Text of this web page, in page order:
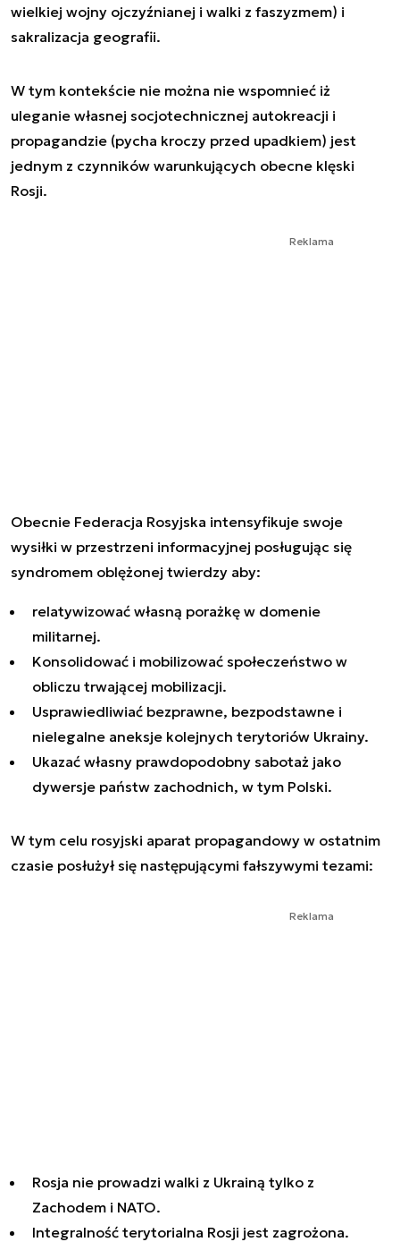
wielkiej wojny ojczyźnianej i walki z faszyzmem) i
sakralizacja geografii.
W tym kontekście nie można nie wspomnieć iż
uleganie własnej socjotechnicznej autokreacji i
propagandzie (pycha kroczy przed upadkiem) jest
jednym z czynników warunkujących obecne klęski
Rosji.
Reklama
Obecnie Federacja Rosyjska intensyfikuje swoje
wysiłki w przestrzeni informacyjnej posługując się
syndromem oblężonej twierdzy aby:
relatywizować własną porażkę w domenie
militarnej.
Konsolidować i mobilizować społeczeństwo w
obliczu trwającej mobilizacji.
Usprawiedliwiać bezprawne, bezpodstawne i
nielegalne aneksje kolejnych terytoriów Ukrainy.
Ukazać własny prawdopodobny sabotaż jako
dywersje państw zachodnich, w tym Polski.
W tym celu rosyjski aparat propagandowy w ostatnim
czasie posłużył się następującymi fałszywymi tezami:
Reklama
Rosja nie prowadzi walki z Ukrainą tylko z
Zachodem i NATO.
Integralność terytorialna Rosji jest zagrożona.